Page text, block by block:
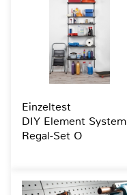
Einzeltest
DIY Element System
Regal-Set O